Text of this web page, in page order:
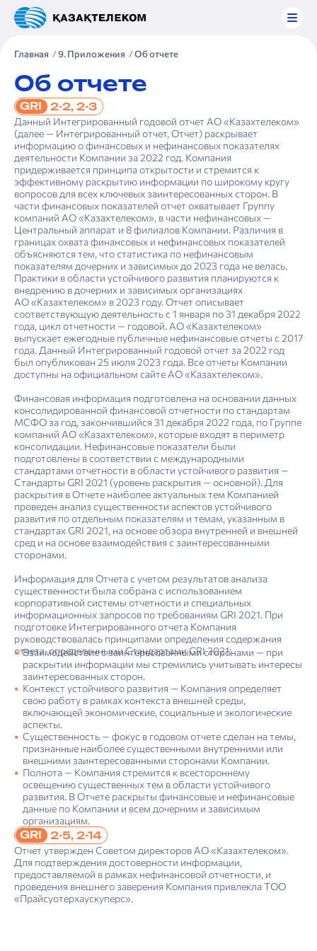
Главная 9. Приложения Об отчете
Об отчете
GRI 2-2, 2-3
Данный Интегрированный годовой отчет АО «Казахтелеком»
(далее — Интегрированный отчет, Отчет) раскрывает
информацию о финансовых и нефинансовых показателях
деятельности Компании за 2022 год. Компания
придерживается принципа открытости и стремится к
эффективному раскрытию информации по широкому кругу
вопросов для всех ключевых заинтересованных сторон. В
части финансовых показателей отчет охватывает Группу
компаний АО «Казахтелеком», в части нефинансовых —
Центральный аппарат и 8 филиалов Компании. Различия в
границах охвата финансовых и нефинансовых показателей
объясняются тем, что статистика по нефинансовым
показателям дочерних и зависимых до 2023 года не велась.
Практики в области устойчивого развития планируются к
внедрению в дочерних и зависимых организациях
АО «Казахтелеком» в 2023 году. Отчет описывает
соответствующую деятельность с 1 января по 31 декабря 2022
года, цикл отчетности — годовой. АО «Казахтелеком»
выпускает ежегодные публичные нефинансовые отчеты с 2017
года. Данный Интегрированный годовой отчет за 2022 год
был опубликован 25 июля 2023 года. Все отчеты Компании
доступны на официальном сайте АО «Казахтелеком».
Финансовая информация подготовлена на основании данных
консолидированной финансовой отчетности по стандартам
МСФО за год, закончившийся 31 декабря 2022 года, по Группе
компаний АО «Казахтелеком», которые входят в периметр
консолидации. Нефинансовые показатели были
подготовлены в соответствии с международными
стандартами отчетности в области устойчивого развития —
Стандарты GRI 2021 (уровень раскрытия — основной). Для
раскрытия в Отчете наиболее актуальных тем Компанией
проведен анализ существенности аспектов устойчивого
развития по отдельным показателям и темам, указанным в
стандартах GRI 2021, на основе обзора внутренней и внешней
сред и на основе взаимодействия с заинтересованными
сторонами.
Информация для Отчета с учетом результатов анализа
существенности была собрана с использованием
корпоративной системы отчетности и специальных
информационных запросов по требованиям GRI 2021. При
подготовке Интегрированного отчета Компания
руководствовалась принципами определения содержания
отчета, определенными Стандартами GRI 2021:
Взаимодействие с заинтересованными сторонами — при
раскрытии информации мы стремились учитывать интересы
заинтересованных сторон.
Контекст устойчивого развития — Компания определяет
свою работу в рамках контекста внешней среды,
включающей экономические, социальные и экологические
аспекты.
Существенность — фокус в годовом отчете сделан на темы,
признанные наиболее существенными внутренними или
внешними заинтересованными сторонами Компании.
Полнота — Компания стремится к всестороннему
освещению существенных тем в области устойчивого
развития. В Отчете раскрыты финансовые и нефинансовые
данные по Компании и всем дочерним и зависимым
организациям.
GRI 2-5, 2-14
Отчет утвержден Советом директоров АО «Казахтелеком».
Для подтверждения достоверности информации,
предоставляемой в рамках нефинансовой отчетности, и
проведения внешнего заверения Компания привлекла ТОО
«Прайсуотерхаускуперс».